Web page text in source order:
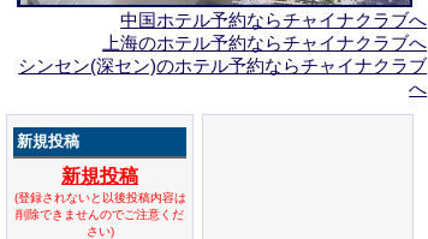
中国ホテル予約ならチャイナクラブへ
上海のホテル予約ならチャイナクラブへ
シンセン(深セン)のホテル予約ならチャイナクラブ
へ
新規投稿
新規投稿
(登録されないと以後投稿内容は
削除できませんのでご注意くだ
さい)